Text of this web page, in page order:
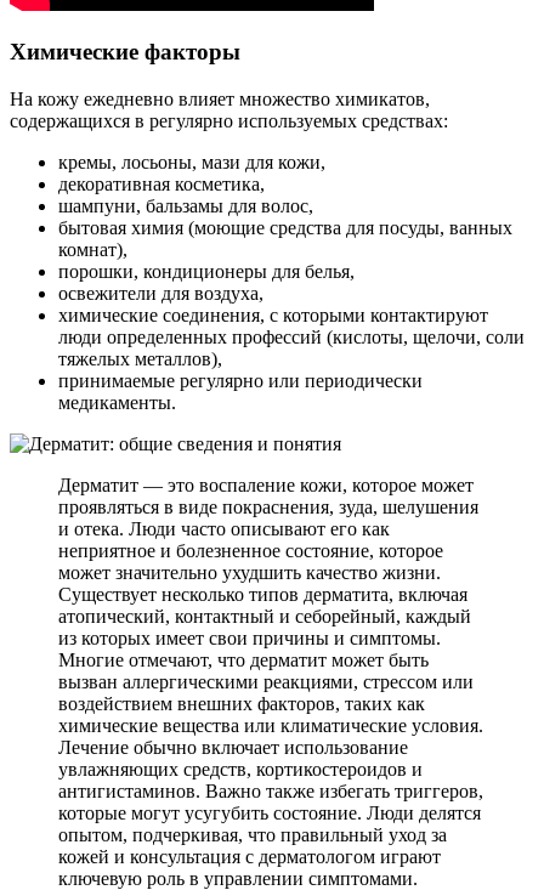
Химические факторы
На кожу ежедневно влияет множество химикатов,
содержащихся в регулярно используемых средствах:
кремы, лосьоны, мази для кожи,
декоративная косметика,
шампуни, бальзамы для волос,
бытовая химия (моющие средства для посуды, ванных
комнат),
порошки, кондиционеры для белья,
освежители для воздуха,
химические соединения, с которыми контактируют
люди определенных профессий (кислоты, щелочи, соли
тяжелых металлов),
принимаемые регулярно или периодически
медикаменты.
Дерматит — это воспаление кожи, которое может
проявляться в виде покраснения, зуда, шелушения
и отека. Люди часто описывают его как
неприятное и болезненное состояние, которое
может значительно ухудшить качество жизни.
Существует несколько типов дерматита, включая
атопический, контактный и себорейный, каждый
из которых имеет свои причины и симптомы.
Многие отмечают, что дерматит может быть
вызван аллергическими реакциями, стрессом или
воздействием внешних факторов, таких как
химические вещества или климатические условия.
Лечение обычно включает использование
увлажняющих средств, кортикостероидов и
антигистаминов. Важно также избегать триггеров,
которые могут усугубить состояние. Люди делятся
опытом, подчеркивая, что правильный уход за
кожей и консультация с дерматологом играют
ключевую роль в управлении симптомами.